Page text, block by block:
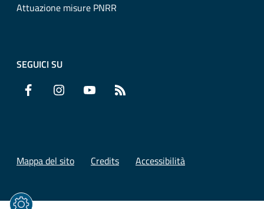
Attuazione misure PNRR
SEGUICI SU
Facebook Instagram YouTube
Mappa del sito Credits Accessibilità